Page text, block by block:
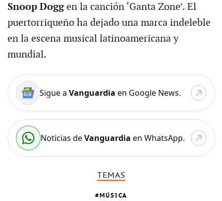
Snoop Doggen la canción ‘Ganta Zone’. El
puertorriqueño ha dejado una marca indeleble
en la escena musical latinoamericana y
mundial.
Sigue a Vanguardia en Google News.
Noticias deVanguardia en WhatsApp.
TEMAS
MÚSICA